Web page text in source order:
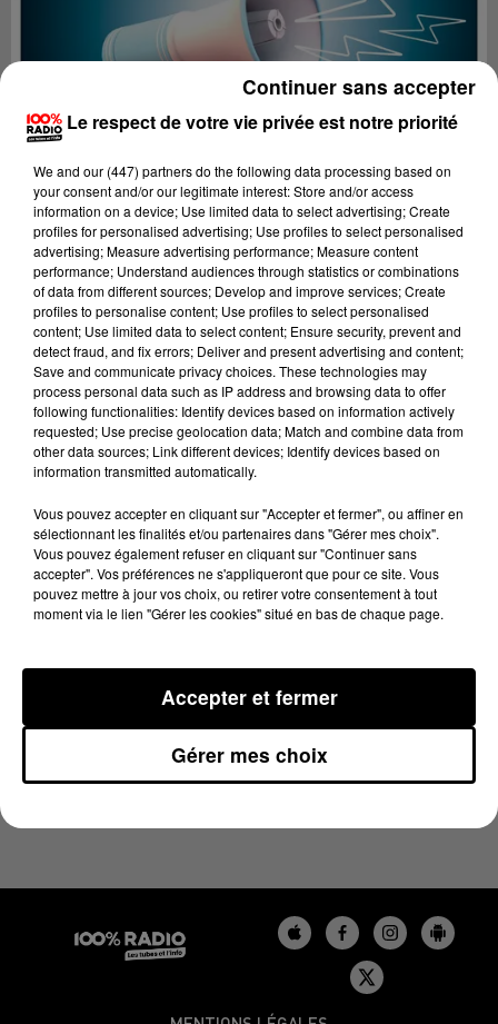
Lecture (4 min 13 sec)
100%
6 décembre 2024 - 4 min 13 sec
LES INFOS DU GERS DU 06/12/2024 À 17H00
Le respect de votre vie privée est notre priorité
We and our (447) partnersdo the following data processing based on
your consent and/or our legitimate interest: Store and/or access
information on a device; Use limited data to select advertising; Create
profiles for personalised advertising; Use profiles to select personalised
advertising; Measure advertising performance; Measure content
performance; Understand audiences through statistics or combinations
of data from different sources; Develop and improve services; Create
profiles to personalise content; Use profiles to select personalised
content; Use limited data to select content; Ensure security, prevent and
detect fraud, and fix errors; Deliver and present advertising and content;
Save and communicate privacy choices. These technologies may
process personal data such as IP address and browsing data to offer
following functionalities: Identify devices based on information actively
requested; Use precise geolocation data; Match and combine data from
other data sources; Link different devices; Identify devices based on
information transmitted automatically.
Vous pouvez accepter en cliquant sur "Accepter et fermer", ou affiner en
sélectionnant les finalités et/ou partenaires dans "Gérer mes choix".
Vous pouvez également refuser en cliquant sur "Continuer sans
accepter". Vos préférences ne s'appliqueront que pour ce site. Vous
pouvez mettre à jour vos choix, ou retirer votre consentement à tout
moment via le lien "Gérer les cookies" situé en bas de chaque page.
Gérer mes choix
Accepter et fermer
Continuer sans accepter